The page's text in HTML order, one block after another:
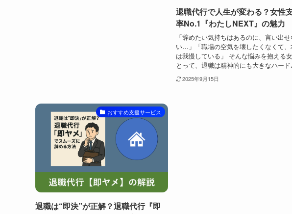
退職代行で人生が変わる？女性
率No.1『わたしNEXT』の魅力
「辞めたい気持ちはあるのに、言い出せ
い…」「職場の空気を壊したくなくて、
は我慢している」 そんな悩みを抱える
とって、退職は精神的にも大きなハー
2025年9月15日
おすすめ支援サービス
退職は“即決”が正解？退職代行『即